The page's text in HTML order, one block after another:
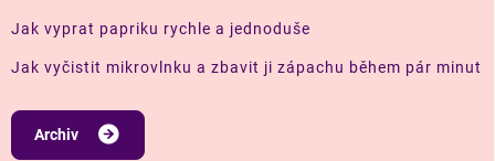
Jak vyprat papriku rychle a jednoduše
Jak vyčistit mikrovlnku a zbavit ji zápachu během pár minut
Archiv